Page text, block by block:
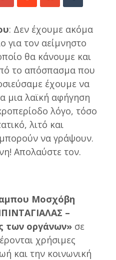
: Δεν έχουμε ακόμα
για τον αείμνηστο
θα κάνουμε και
το απόσπασμα που
έχουμε να
μια λαϊκή αφήγηση
λόγο, τόσο
λιτό και
να γράψουν.
Απολαύστε τον.
Μοσχόβη
–
των οργάνων» σε
χρήσιμες
και την κοινωνική